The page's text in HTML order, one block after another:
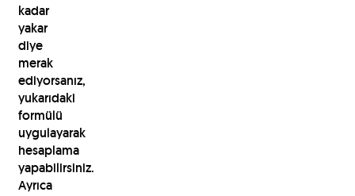
kadar
yakar
diye
merak
ediyorsanız,
yukarıdaki
formülü
uygulayarak
hesaplama
yapabilirsiniz.
Ayrıca